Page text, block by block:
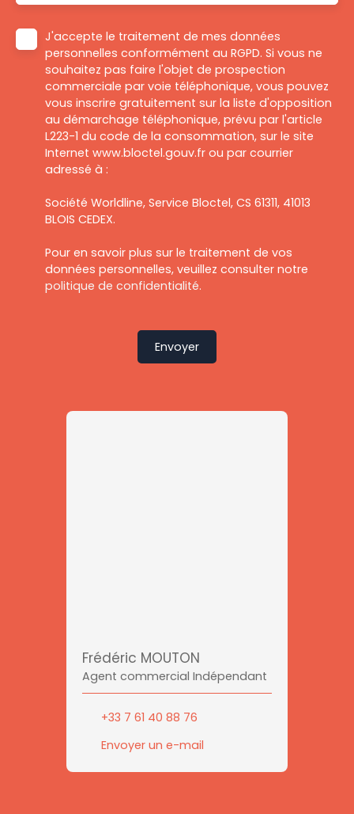
J'accepte le traitement de mes données
personnelles conformément au RGPD. Si vous ne
souhaitez pas faire l'objet de prospection
commerciale par voie téléphonique, vous pouvez
vous inscrire gratuitement sur la liste d'opposition
au démarchage téléphonique, prévu par l'article
L223-1 du code de la consommation, sur le site
Internet www.bloctel.gouv.fr ou par courrier
adressé à :
Société Worldline, Service Bloctel, CS 61311, 41013
BLOIS CEDEX.
Pour en savoir plus sur le traitement de vos
données personnelles, veuillez consulter notre
politique de confidentialité.
Envoyer
Frédéric MOUTON
Agent commercial Indépendant
+33 7 61 40 88 76
Envoyer un e-mail